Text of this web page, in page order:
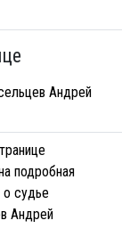
Андрей
подробная
судье
Андрей